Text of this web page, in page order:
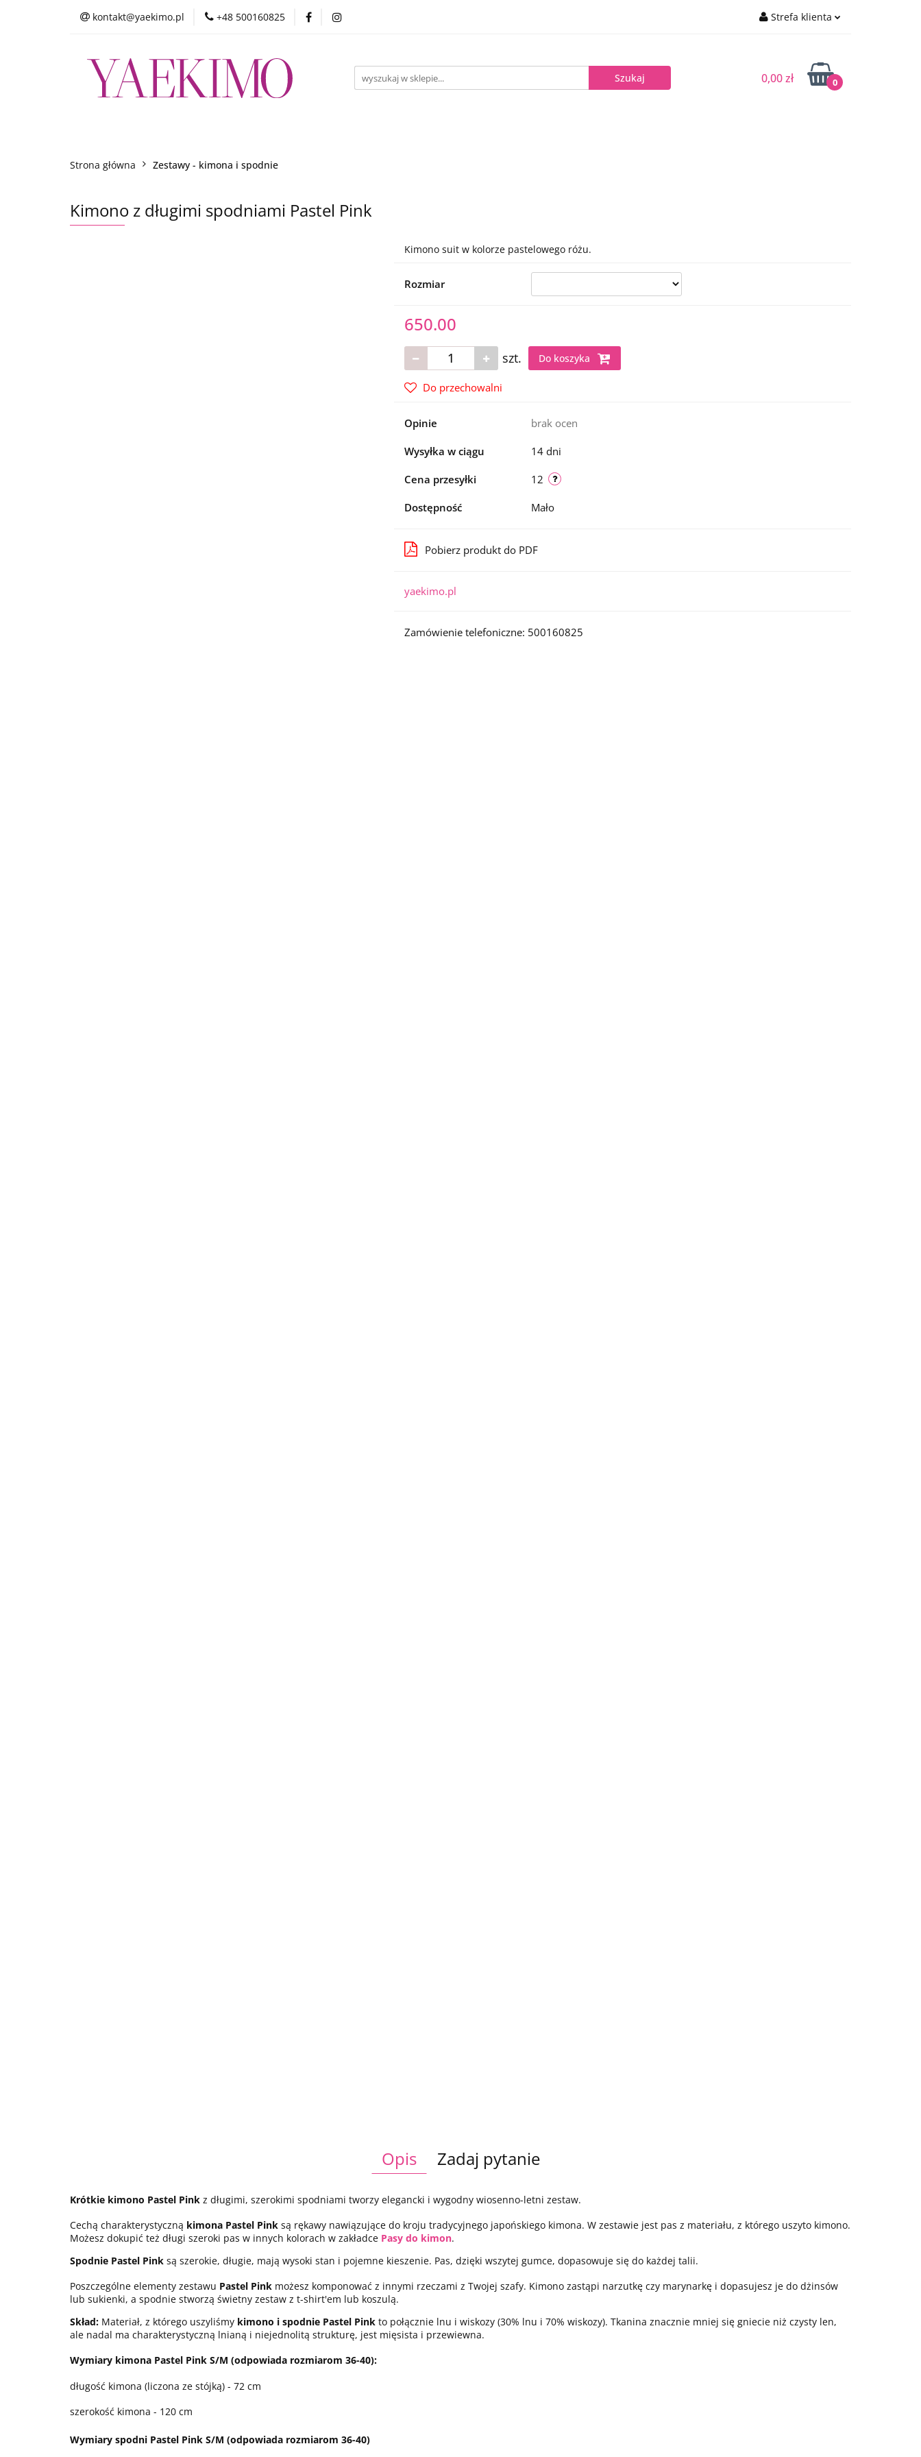
kontakt@yaekimo.pl +48 500160825 Strefa klienta
Zarejestruj się
Dodaj zgłoszenie
0,00 zł 0
Sklep internetowy
Strona główna Zestawy - kimona i spodnie
Kimono z długimi spodniami Pastel Pink
Kimono suit w kolorze pastelowego różu.
Rozmiar
650.00
szt. Do koszyka
Do przechowalni
Opinie brak ocen
Wysyłka w ciągu 14 dni
Cena przesyłki 12
Dostępność Mało
Pobierz produkt do PDF
yaekimo.pl
Zamówienie telefoniczne: 500160825
Opis Zadaj pytanie
Krótkie kimono Pastel Pink z długimi, szerokimi spodniami tworzy elegancki i wygodny wiosenno-letni zestaw.
Cechą charakterystyczną kimona Pastel Pink są rękawy nawiązujące do kroju tradycyjnego japońskiego kimona. W zestawie jest pas z materiału, z którego uszyto kimono.
Możesz dokupić też długi szeroki pas w innych kolorach w zakładce Pasy do kimon.
Spodnie Pastel Pink są szerokie, długie, mają wysoki stan i pojemne kieszenie. Pas, dzięki wszytej gumce, dopasowuje się do każdej talii.
Poszczególne elementy zestawu Pastel Pink możesz komponować z innymi rzeczami z Twojej szafy. Kimono zastąpi narzutkę czy marynarkę i dopasujesz je do dżinsów
lub sukienki, a spodnie stworzą świetny zestaw z t-shirt'em lub koszulą.
Skład: Materiał, z którego uszyliśmy kimono i spodnie Pastel Pink to połącznie lnu i wiskozy (30% lnu i 70% wiskozy). Tkanina znacznie mniej się gniecie niż czysty len,
ale nadal ma charakterystyczną lnianą i niejednolitą strukturę, jest mięsista i przewiewna.
Wymiary kimona Pastel Pink S/M (odpowiada rozmiarom 36-40):
długość kimona (liczona ze stójką) - 72 cm
szerokość kimona - 120 cm
Wymiary spodni Pastel Pink S/M (odpowiada rozmiarom 36-40)